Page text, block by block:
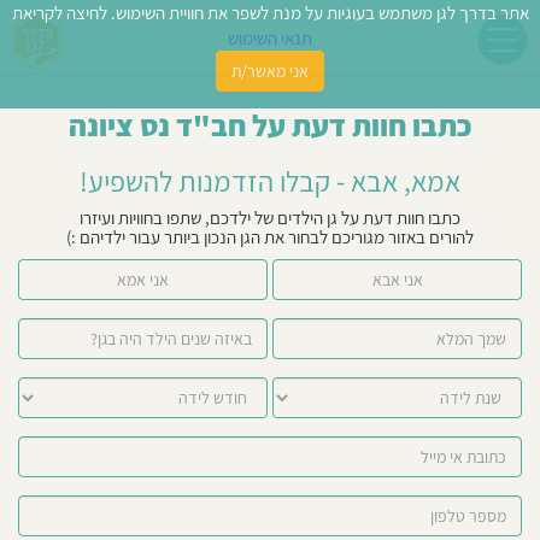
כתבו חוות דעת על חב"ד נס ציונה
אמא, אבא - קבלו הזדמנות להשפיע!
כתבו חוות דעת על גן הילדים של ילדכם, שתפו בחוויות ועיזרו
להורים באזור מגוריכם לבחור את הגן הנכון ביותר עבור ילדיהם :)
אני אמא אני אבא
אתר בדרך לגן משתמש בעוגיות על מנת לשפר את חוויית השימוש. לחיצה לקריאת
תנאי השימוש
אני מאשר/ת